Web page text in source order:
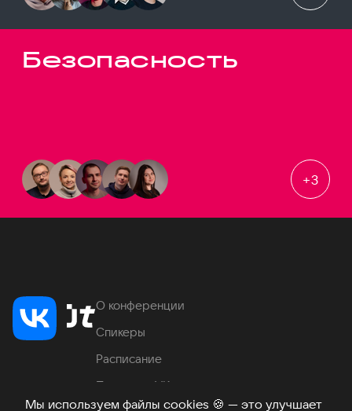
Мы используем файлы cookies 🍪 — это улучшает
Безопасность
+3
О конференции
Спикеры
Расписание
Продукты VK